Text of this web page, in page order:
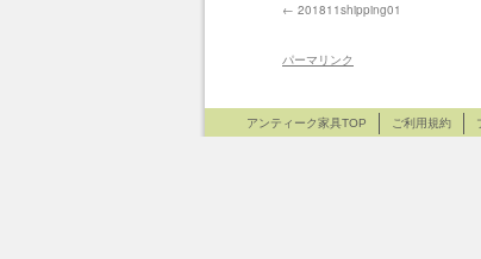
201811shipping01
パーマリンク
アンティーク家具TOP ご利用規約